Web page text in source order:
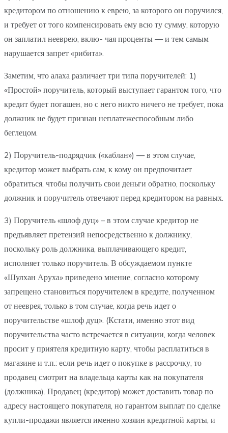
кредитором по отношению к еврею, за которого он поручился,
и требует от того компенсировать ему всю ту сумму, которую
он заплатил нееврею, вклю- чая проценты — и тем самым
нарушается запрет «рибита».
Заметим, что алаха различает три типа поручителей: 1)
«Простой» поручитель, который выступает гарантом того, что
кредит будет погашен, но с него никто ничего не требует, пока
должник не будет признан неплатежеспособным либо
беглецом.
2) Поручитель-подрядчик («каблан») — в этом случае,
кредитор может выбрать сам, к кому он предпочитает
обратиться, чтобы получить свои деньги обратно, поскольку
должник и поручитель отвечают перед кредитором на равных.
3) Поручитель «шлоф дуц» – в этом случае кредитор не
предъявляет претензий непосредственно к должнику,
поскольку роль должника, выплачивающего кредит,
исполняет только поручитель. В обсуждаемом пункте
«Шулхан Аруха» приведено мнение, согласно которому
запрещено становиться поручителем в кредите, полученном
от нееврея, только в том случае, когда речь идет о
поручительстве «шлоф дуц». (Кстати, именно этот вид
поручительства часто встречается в ситуации, когда человек
просит у приятеля кредитную карту, чтобы расплатиться в
магазине и т.п.: если речь идет о покупке в рассрочку, то
продавец смотрит на владельца карты как на покупателя
(должника). Продавец (кредитор) может доставить товар по
адресу настоящего покупателя, но гарантом выплат по сделке
купли-продажи является именно хозяин кредитной карты, и